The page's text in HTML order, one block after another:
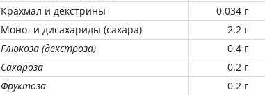
Крахмал и декстрины 0.034 г
Моно- и дисахариды (сахара)
2.2 г
Глюкоза (декстроза)
0.4 г
Сахароза
0.2 г
Фруктоза
0.2 г